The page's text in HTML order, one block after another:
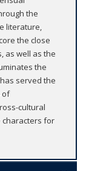
the
literature,
the close
as well as the
the
served the
of
cultural
characters for